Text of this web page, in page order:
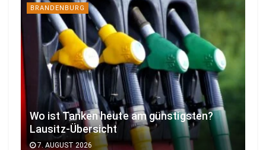
BRANDENBURG
Wo ist Tanken heute am günstigsten?
Lausitz-Übersicht
7. AUGUST 2026